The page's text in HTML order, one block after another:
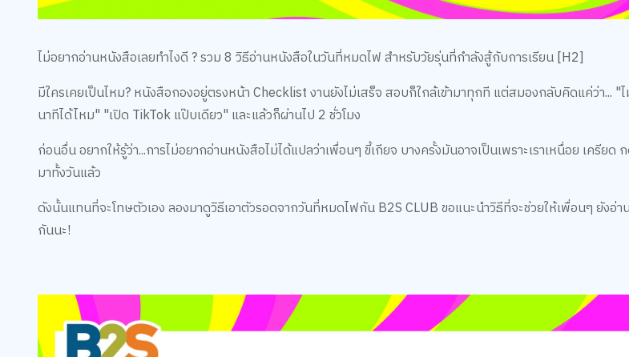
ไม่อยากอ่านหนังสือเลยทำไงดี ? รวม 8 วิธีอ่านหนังสือในวันที่หมดไฟ สำหรับวัยรุ่นที่กำลังสู้กับการเรียน [H2]
มีใครเคยเป็นไหม? หนังสือกองอยู่ตรงหน้า Checklist งานยังไม่เสร็จ สอบก็ใกล้เข้ามาทุกที แต่สมองกลับคิดแค่ว่า...
นาทีได้ไหม" "เปิด TikTok แป๊บเดียว" และแล้วก็ผ่านไป 2 ชั่วโมง
ก่อนอื่น อยากให้รู้ว่า...การไม่อยากอ่านหนังสือไม่ได้แปลว่าเพื่อนๆ ขี้เกียจ บางครั้งมันอาจเป็นเพราะเราเหนื่อย เครีย
มาทั้งวันแล้ว
ดังนั้นแทนที่จะโทษตัวเอง ลองมาดูวิธีเอาตัวรอดจากวันที่หมดไฟกัน B2S CLUB ขอแนะนำวิธีที่จะช่วยให้เพื่อนๆ ยังอ่
กันนะ!